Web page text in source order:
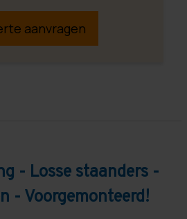
aanvragen
- Losse staanders -
- Voorgemonteerd!